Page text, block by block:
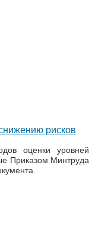
рисков
оценки уровней
Приказом Минтруда